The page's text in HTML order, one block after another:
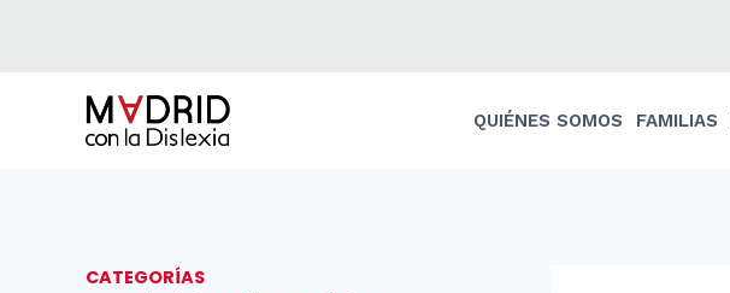
QUIÉNES SOMOS FAMILIAS
CATEGORÍAS